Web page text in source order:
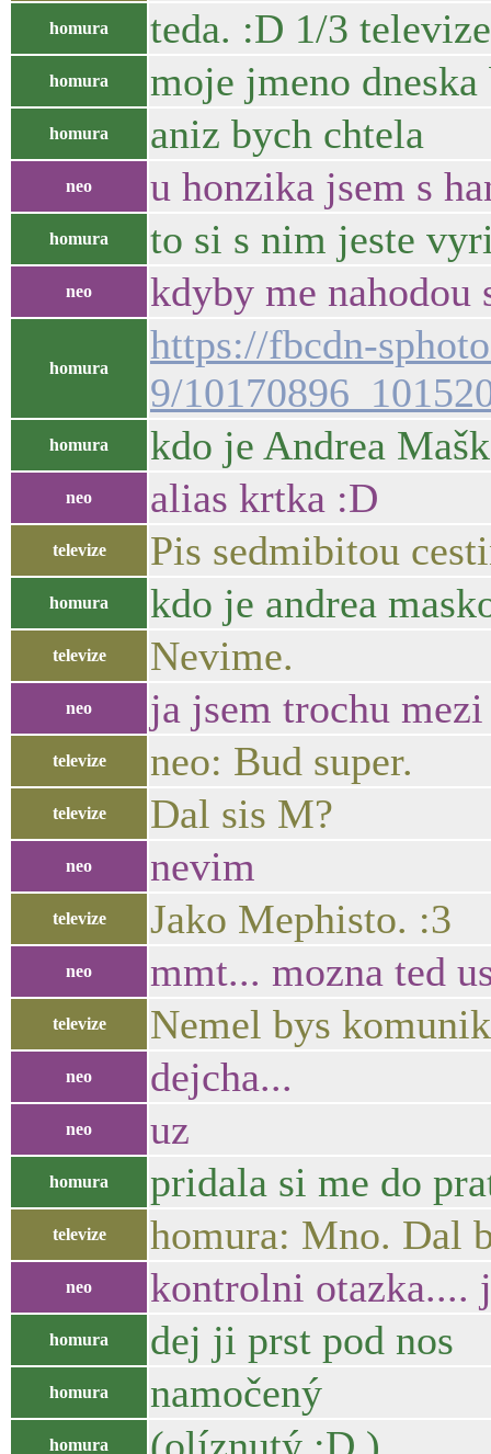
homura teda. :D 1/3 televize
homura moje jmeno
homura aniz bych chtela
neo u honzika jsem s
homura to si s nim jeste
neo kdyby me nahodou
homura
https://fbcdn-
9/
homura kdo je Andrea
neo alias krtka :D
televize Pis sedmibitou
homura kdo je andrea
televize Nevime.
neo ja jsem trochu
televize neo: Bud super.
televize Dal sis M?
neo nevim
televize Jako Mephisto. :3
neo mmt... mozna ted
televize Nemel bys
neo dejcha...
neo uz
homura pridala si me do
televize homura: Mno. Dal
neo kontrolni otazka....
homura dej ji prst pod nos
homura namočený
homura